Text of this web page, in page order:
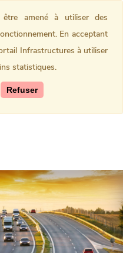
amené à utiliser des
En acceptant
Infrastructures à utiliser
statistiques.
Refuser